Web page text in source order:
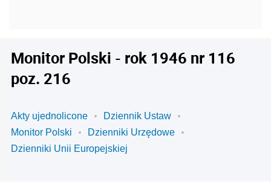
Monitor Polski - rok 1946 nr 116
poz. 216
Akty ujednolicone
Dziennik Ustaw
Monitor Polski
Dzienniki Urzędowe
Dzienniki Unii Europejskiej